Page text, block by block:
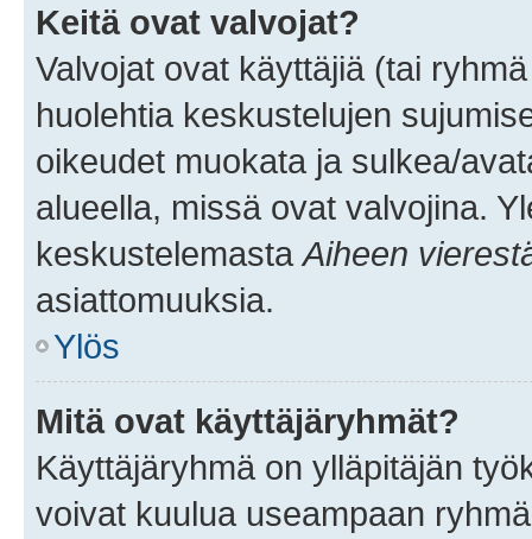
Keitä ovat valvojat?
Valvojat ovat käyttäjiä (tai
huolehtia keskustelujen
oikeudet muokata ja sulkea/
alueella, missä ovat valvojina.
keskustelemasta Aiheen
asiattomuuksia.
Ylös
Mitä ovat käyttäjäryhmät?
Käyttäjäryhmä on ylläpitäjän
voivat kuulua useampaan